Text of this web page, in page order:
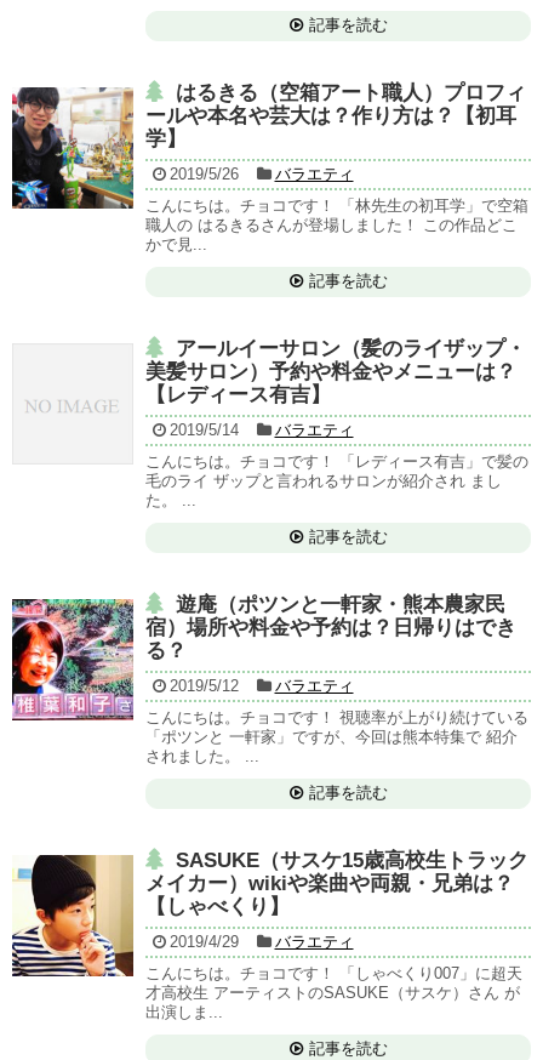
記事を読む
はるきる（空箱アート職人）プロフィ
ールや本名や芸大は？作り方は？【初耳
学】
2019/5/26
バラエティ
こんにちは。チョコです！ 「林先生の初耳学」で空箱
職人の はるきるさんが登場しました！ この作品どこ
かで見...
記事を読む
アールイーサロン（髪のライザップ・
美髪サロン）予約や料金やメニューは？
【レディース有吉】
2019/5/14
バラエティ
こんにちは。チョコです！ 「レディース有吉」で髪の
毛のライ ザップと言われるサロンが紹介され まし
た。 ...
記事を読む
遊庵（ポツンと一軒家・熊本農家民
宿）場所や料金や予約は？日帰りはでき
る？
2019/5/12
バラエティ
こんにちは。チョコです！ 視聴率が上がり続けている
「ポツンと 一軒家」ですが、今回は熊本特集で 紹介
されました。 ...
記事を読む
SASUKE（サスケ15歳高校生トラック
メイカー）wikiや楽曲や両親・兄弟は？
【しゃべくり】
2019/4/29
バラエティ
こんにちは。チョコです！ 「しゃべくり007」に超天
才高校生 アーティストのSASUKE（サスケ）さん が
出演しま...
記事を読む